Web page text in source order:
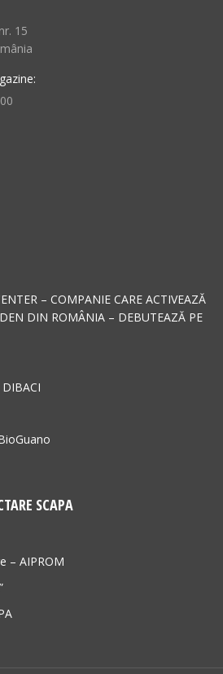
15
– COMPANIE CARE ACTIVEAZĂ
DIN ROMÂNIA – DEBUTEAZĂ PE
SCAPA
– AIPROM